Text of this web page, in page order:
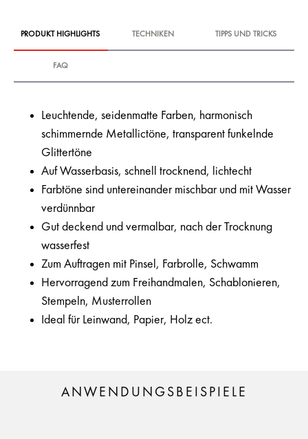
PRODUKT HIGHLIGHTS TECHNIKEN TIPPS UND TRICKS
FAQ
Leuchtende, seidenmatte Farben, harmonisch
schimmernde Metallictöne, transparent funkelnde
Glittertöne
Auf Wasserbasis, schnell trocknend, lichtecht
Farbtöne sind untereinander mischbar und mit Wasser
verdünnbar
Gut deckend und vermalbar, nach der Trocknung
wasserfest
Zum Auftragen mit Pinsel, Farbrolle, Schwamm
Hervorragend zum Freihandmalen, Schablonieren,
Stempeln, Musterrollen
Ideal für Leinwand, Papier, Holz ect.
ANWENDUNGSBEISPIELE